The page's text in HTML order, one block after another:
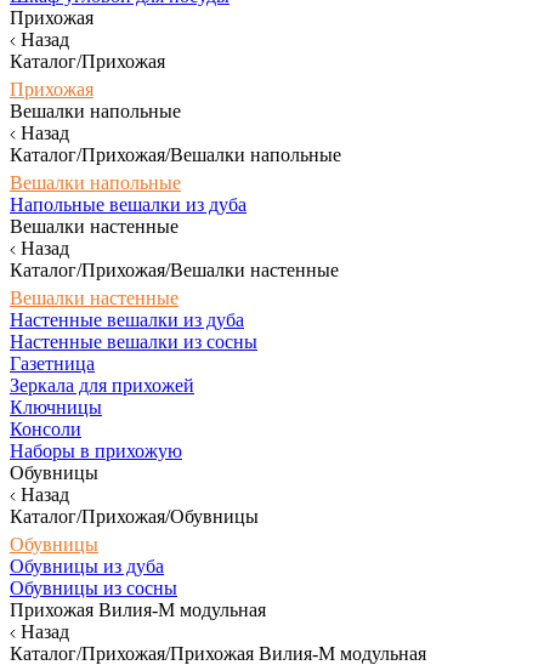
Прихожая
Назад
Каталог/Прихожая
Прихожая
Вешалки напольные
Назад
Каталог/Прихожая/Вешалки напольные
Вешалки напольные
Напольные вешалки из дуба
Вешалки настенные
Назад
Каталог/Прихожая/Вешалки настенные
Вешалки настенные
Настенные вешалки из дуба
Настенные вешалки из сосны
Газетница
Зеркала для прихожей
Ключницы
Консоли
Наборы в прихожую
Обувницы
Назад
Каталог/Прихожая/Обувницы
Обувницы
Обувницы из дуба
Обувницы из сосны
Прихожая Вилия-М модульная
Назад
Каталог/Прихожая/Прихожая Вилия-М модульная